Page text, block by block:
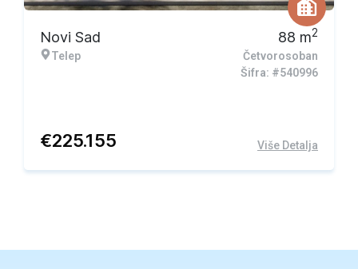
Novi Sad
Telep
88 m2
Četvorosoban
Šifra: #540996
€225.155 Više Detalja